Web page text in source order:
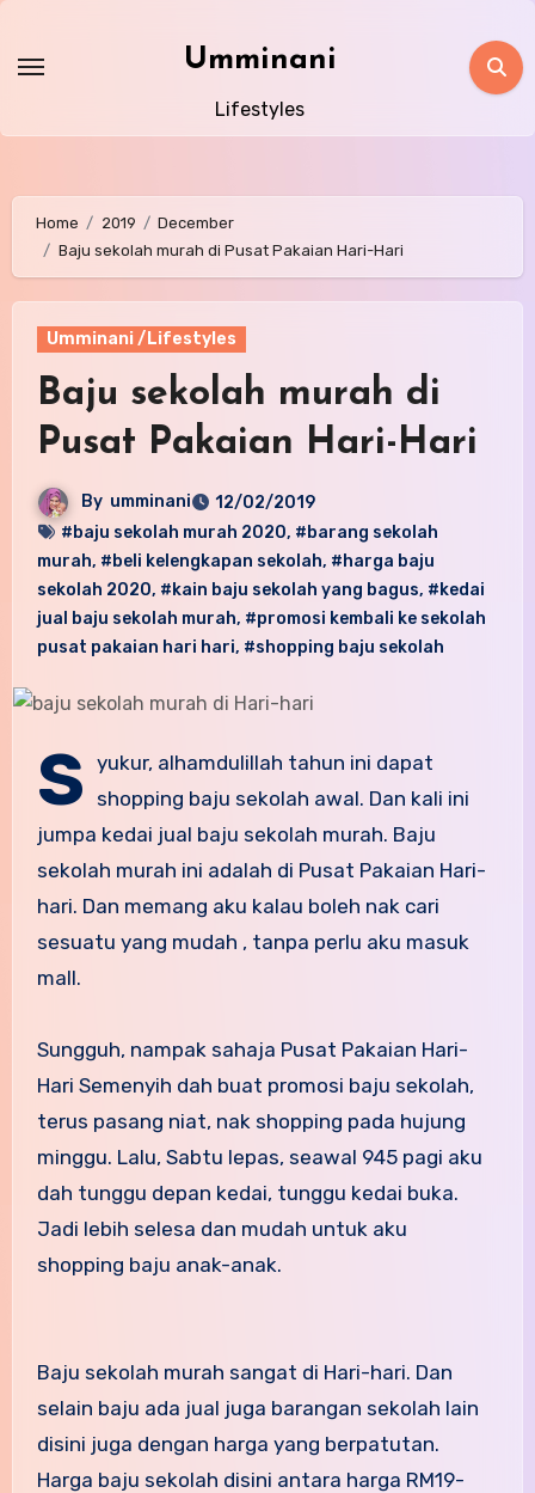
content
Umminani
Lifestyles
Home 2019
December
Baju sekolah murah di Pusat Pakaian Hari-Hari
Umminani /Lifestyles
Baju sekolah murah di
Pusat Pakaian Hari-Hari
By umminani
12/02/2019
#baju sekolah murah 2020, #barang sekolah
murah, #beli kelengkapan sekolah, #harga baju
sekolah 2020, #kain baju sekolah yang bagus, #kedai
jual baju sekolah murah, #promosi kembali ke sekolah
pusat pakaian hari hari, #shopping baju sekolah
S yukur, alhamdulillah tahun ini dapat
shopping baju sekolah awal. Dan kali ini
jumpa kedai jual baju sekolah murah. Baju
sekolah murah ini adalah di Pusat Pakaian Hari-
hari. Dan memang aku kalau boleh nak cari
sesuatu yang mudah , tanpa perlu aku masuk
mall.
Sungguh, nampak sahaja Pusat Pakaian Hari-
Hari Semenyih dah buat promosi baju sekolah,
terus pasang niat, nak shopping pada hujung
minggu. Lalu, Sabtu lepas, seawal 945 pagi aku
dah tunggu depan kedai, tunggu kedai buka.
Jadi lebih selesa dan mudah untuk aku
shopping baju anak-anak.
Baju sekolah murah sangat di Hari-hari. Dan
selain baju ada jual juga barangan sekolah lain
disini juga dengan harga yang berpatutan.
Harga baju sekolah disini antara harga RM19-